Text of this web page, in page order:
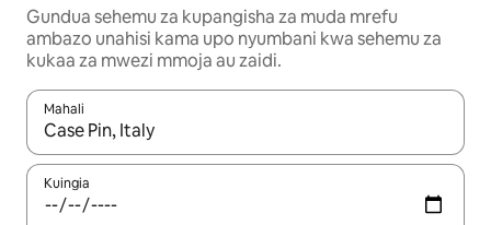
Gundua sehemu za kupangisha za muda mrefu
ambazo unahisi kama upo nyumbani kwa sehemu za
kukaa za mwezi mmoja au zaidi.
Mahali
Wakati matokeo yanapatikana, vinjari kwa kutumia vitufe vya
Kuingia